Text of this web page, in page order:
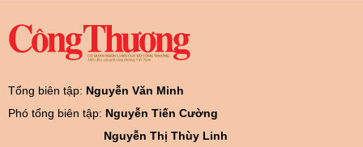
Tổng biên tập: Nguyễn Văn Minh
Phó tổng biên tập: Nguyễn Tiến Cường
Nguyễn Thị Thùy Linh